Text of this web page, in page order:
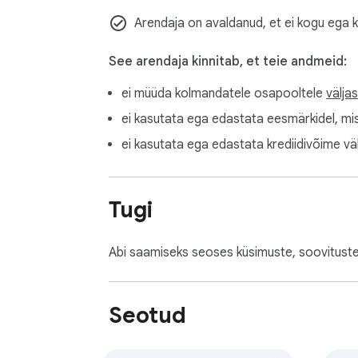
Semalt'i kohta
aitama ka teie ettevõtet.
Lisateavet Semalt'i kohta leiate aadressil
Privaatsuspoliitika
Teie privaatsus tähendab meile kõike.
Toetage
Kui teil on küsimusi, kommentaare või
https://semalt.com/support.
Arendaja on avaldanud, et ei kogu
See arendaja kinnitab, et teie andmeid:
ei müüda kolmandatele osapooltele
ei kasutata ega edastata eesmärkidel,
ei kasutata ega edastata krediidivõime
Tugi
Abi saamiseks seoses küsimuste,
Seotud